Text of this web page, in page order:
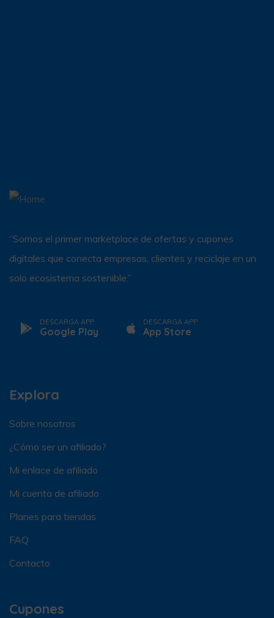
“Somos el primer marketplace de ofertas y cupones
digitales que conecta empresas, clientes y reciclaje en un
solo ecosistema sostenible.”
DESCARGA APP
Google Play
DESCARGA APP
App Store
Explora
Sobre nosotros
¿Cómo ser un afiliado?
Mi enlace de afiliado
Mi cuenta de afiliado
Planes para tiendas
FAQ
Contacto
Cupones